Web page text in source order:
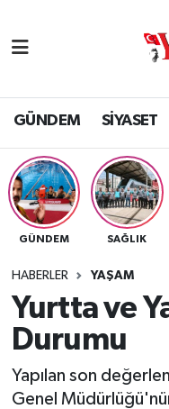
GÜNDEM SİYASET
GÜNDEM SAĞLIK
HABERLER YAŞAM
Yurtta ve
Durumu
Yapılan son
Genel
SİYASET
EKONOMİ
KÜLTÜR
BİLİM VE
ASAYİŞ
SAĞLIK
Yalova Nöbetçi
Yalova Hava
Yalova Namaz
Yalova Trafik
Tüm Manşetler
Son Dakika
Haber Arşivi